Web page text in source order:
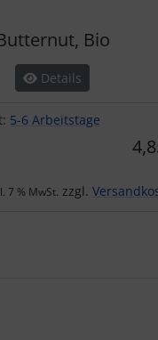
Bio
Details
5-6 Arbeitstage
7 % MwSt. zzgl.